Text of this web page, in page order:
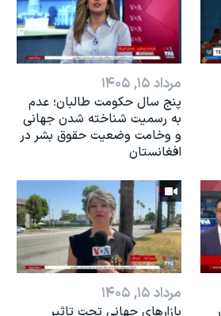
مرداد ۱۵, ۱۴۰۵
پنج سال حکومت طالبان؛ عدم
به رسمیت شناخته شدن جهانی
و وخامت وضعیت حقوق بشر در
افغانستان
مرداد ۱۵, ۱۴۰۵
بازارهای جهانی تحت تاثیر